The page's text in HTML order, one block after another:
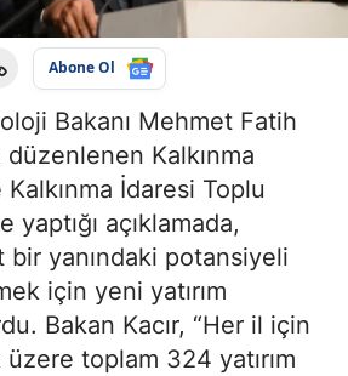
Abone Ol
Bakanı Mehmet Fatih
düzenlenen Kalkınma
İdaresi Toplu
yaptığı açıklamada,
bir yanındaki potansiyeli
için yeni yatırım
Bakan Kacır, “Her il için
üzere toplam 324 yatırım